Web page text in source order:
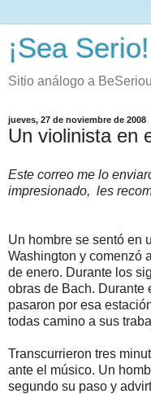
¡Sea Serio!
Sitio análogo a
jueves, 27 de noviembre de 2008
Un violinista en
Este correo me lo
impresionado, les
Un hombre se sentó en
Washington y comenzó
de enero. Durante los
obras de Bach. Durante
pasaron por esa
todas camino a sus
Transcurrieron tres
ante el músico. Un
segundo su paso y